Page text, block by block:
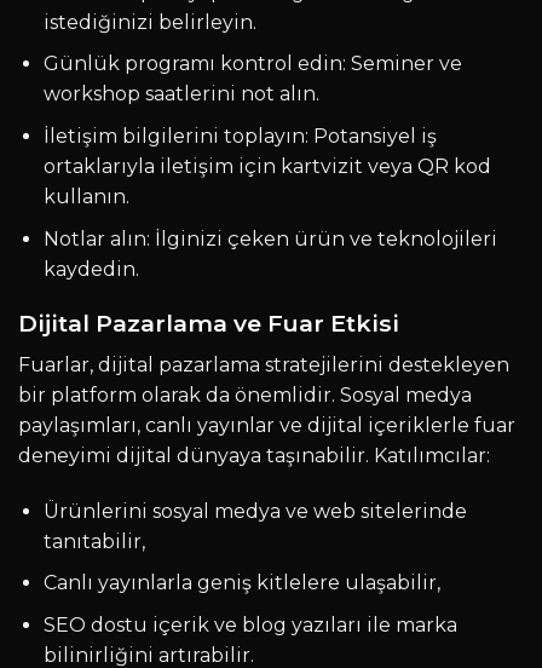
istediğinizi belirleyin.
Günlük programı kontrol edin: Seminer ve
workshop saatlerini not alın.
İletişim bilgilerini toplayın: Potansiyel iş
ortaklarıyla iletişim için kartvizit veya QR kod
kullanın.
Notlar alın: İlginizi çeken ürün ve teknolojileri
kaydedin.
Dijital Pazarlama ve Fuar Etkisi
Fuarlar, dijital pazarlama stratejilerini destekleyen
bir platform olarak da önemlidir. Sosyal medya
paylaşımları, canlı yayınlar ve dijital içeriklerle fuar
deneyimi dijital dünyaya taşınabilir. Katılımcılar:
Ürünlerini sosyal medya ve web sitelerinde
tanıtabilir,
Canlı yayınlarla geniş kitlelere ulaşabilir,
SEO dostu içerik ve blog yazıları ile marka
bilinirliğini artırabilir.